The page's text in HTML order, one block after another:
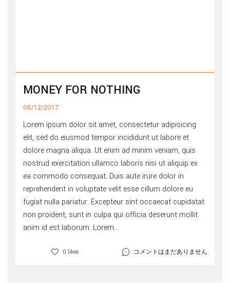
MONEY FOR NOTHING
06/12/2017
Lorem ipsum dolor sit amet, consectetur adipisicing
elit, sed do eiusmod tempor incididunt ut labore et
dolore magna aliqua. Ut enim ad minim veniam, quis
nostrud exercitation ullamco laboris nisi ut aliquip ex
ea commodo consequat. Duis aute irure dolor in
reprehenderit in voluptate velit esse cillum dolore eu
fugiat nulla pariatur. Excepteur sint occaecat cupidatat
non proident, sunt in culpa qui officia deserunt mollit
anim id est laborum. Lorem...
0 likes コメントはまだありません